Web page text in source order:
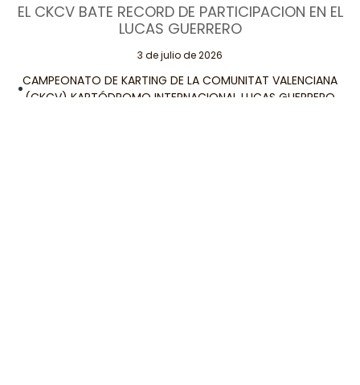
EL CKCV BATE RECORD DE PARTICIPACION EN EL
LUCAS GUERRERO
3 de julio de 2026
CAMPEONATO DE KARTING DE LA COMUNITAT VALENCIANA
(CKCV) KARTÓDROMO INTERNACIONAL LUCAS GUERRERO